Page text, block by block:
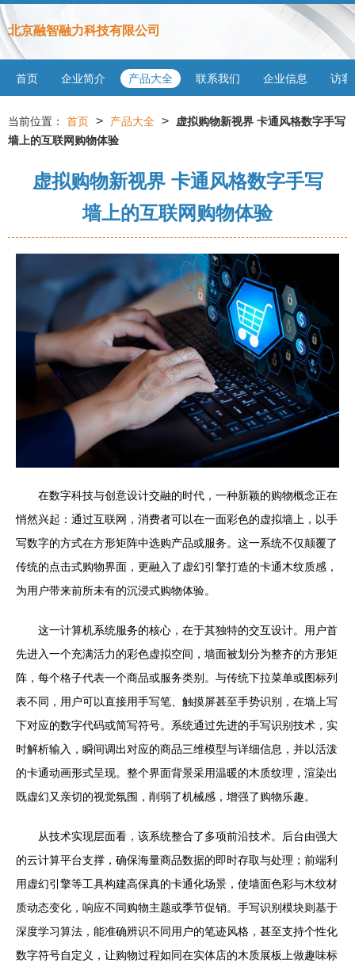
北京融智融力科技有限公司
首页 企业简介 产品大全 联系我们 企业信息 访客
当前位置： 首页 > 产品大全 >
虚拟购物新视界 卡通风格数字手写
墙上的互联网购物体验
虚拟购物新视界 卡通风格数字手写
墙上的互联网购物体验
在数字科技与创意设计交融的时代，一种新颖的购物概念正在
悄然兴起：通过互联网，消费者可以在一面彩色的虚拟墙上，以手
写数字的方式在方形矩阵中选购产品或服务。这一系统不仅颠覆了
传统的点击式购物界面，更融入了虚幻引擎打造的卡通木纹质感，
为用户带来前所未有的沉浸式购物体验。
这一计算机系统服务的核心，在于其独特的交互设计。用户首
先进入一个充满活力的彩色虚拟空间，墙面被划分为整齐的方形矩
阵，每个格子代表一个商品或服务类别。与传统下拉菜单或图标列
表不同，用户可以直接用手写笔、触摸屏甚至手势识别，在墙上写
下对应的数字代码或简写符号。系统通过先进的手写识别技术，实
时解析输入，瞬间调出对应的商品三维模型与详细信息，并以活泼
的卡通动画形式呈现。整个界面背景采用温暖的木质纹理，渲染出
既虚幻又亲切的视觉氛围，削弱了机械感，增强了购物乐趣。
从技术实现层面看，该系统整合了多项前沿技术。后台由强大
的云计算平台支撑，确保海量商品数据的即时存取与处理；前端利
用虚幻引擎等工具构建高保真的卡通化场景，使墙面色彩与木纹材
质动态变化，响应不同购物主题或季节促销。手写识别模块则基于
深度学习算法，能准确辨识不同用户的笔迹风格，甚至支持个性化
数字符号自定义，让购物过程如同在实体店的木质展板上做趣味标